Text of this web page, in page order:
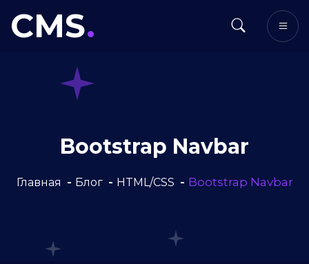
CMS.
Bootstrap Navbar
Главная Блог HTML/CSS Bootstrap Navbar